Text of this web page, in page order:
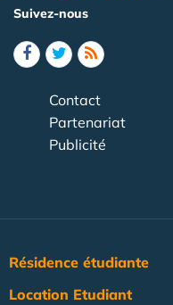
Suivez-nous
Contact
Partenariat
Publicité
Résidence étudiante
Location Etudiant